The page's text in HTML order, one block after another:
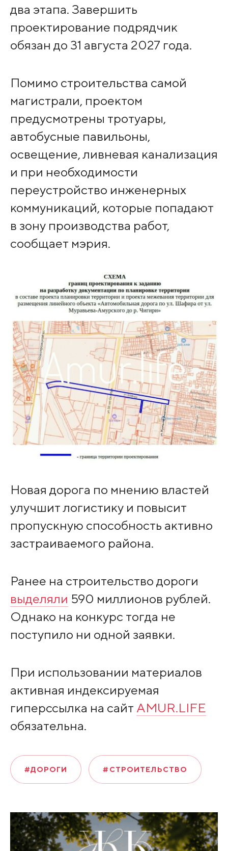
два этапа. Завершить
проектирование подрядчик
обязан до 31 августа 2027 года.
Помимо строительства самой
магистрали, проектом
предусмотрены тротуары,
автобусные павильоны,
освещение, ливневая канализация
и при необходимости
переустройство инженерных
коммуникаций, которые попадают
в зону производства работ,
сообщает мэрия.
Новая дорога по мнению властей
улучшит логистику и повысит
пропускную способность активно
застраиваемого района.
Ранее на строительство дороги
выделяли 590 миллионов рублей.
Однако на конкурс тогда не
поступило ни одной заявки.
При использовании материалов
активная индексируемая
гиперссылка на сайт AMUR.LIFE
обязательна.
#ДОРОГИ #СТРОИТЕЛЬСТВО